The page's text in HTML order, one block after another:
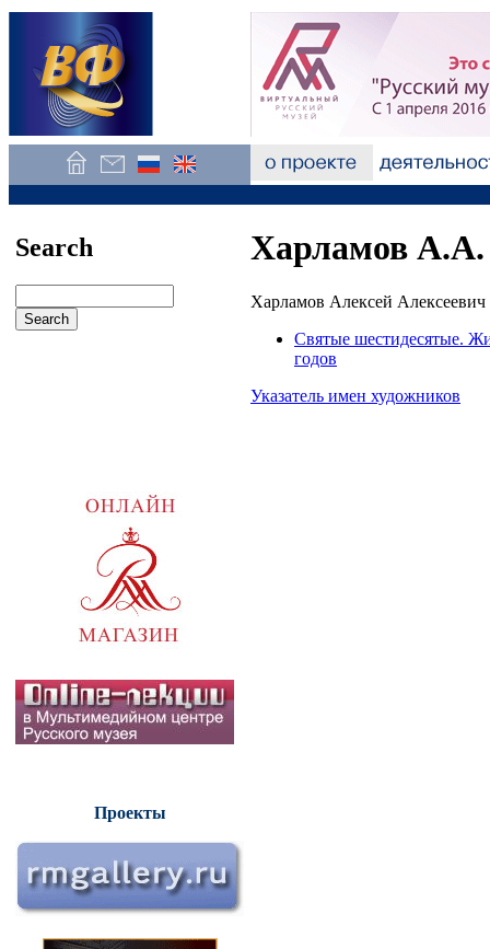
Search
Проекты
Харламов А.А.
Харламов Алексей Алексеевич
Святые шестидесятые.
годов
Указатель имен художников